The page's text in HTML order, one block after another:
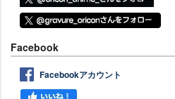
Facebook
Facebookアカウント